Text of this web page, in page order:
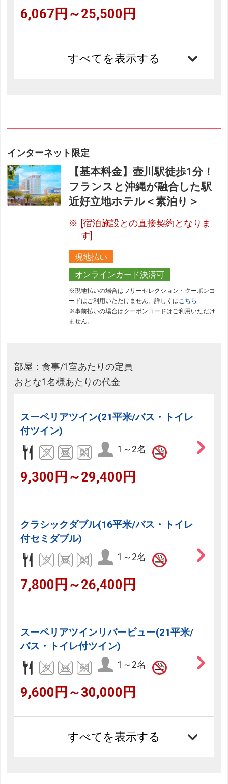
6,067円～25,500円
すべてを表示する
インターネット限定
【基本料金】壺川駅徒歩1分！
フランスと沖縄が融合した駅
近好立地ホテル＜素泊り＞
[宿泊施設との直接契約となりま
す]
現地払い
オンラインカード決済可
※現地払いの場合はフリーセレクション・クーポンコ
ードはご利用いただけません。詳しくはこちら
※事前払いの場合はクーポンコードはご利用いただけ
ません。
部屋：食事/1室あたりの定員
おとな1名様あたりの代金
スーペリアツイン(21平米/バス・トイレ
付ツイン)
1～2名
9,300円～29,400円
クラシックダブル(16平米/バス・トイレ
付セミダブル)
1～2名
7,800円～26,400円
スーペリアツインリバービュー(21平米/
バス・トイレ付ツイン)
1～2名
9,600円～30,000円
すべてを表示する